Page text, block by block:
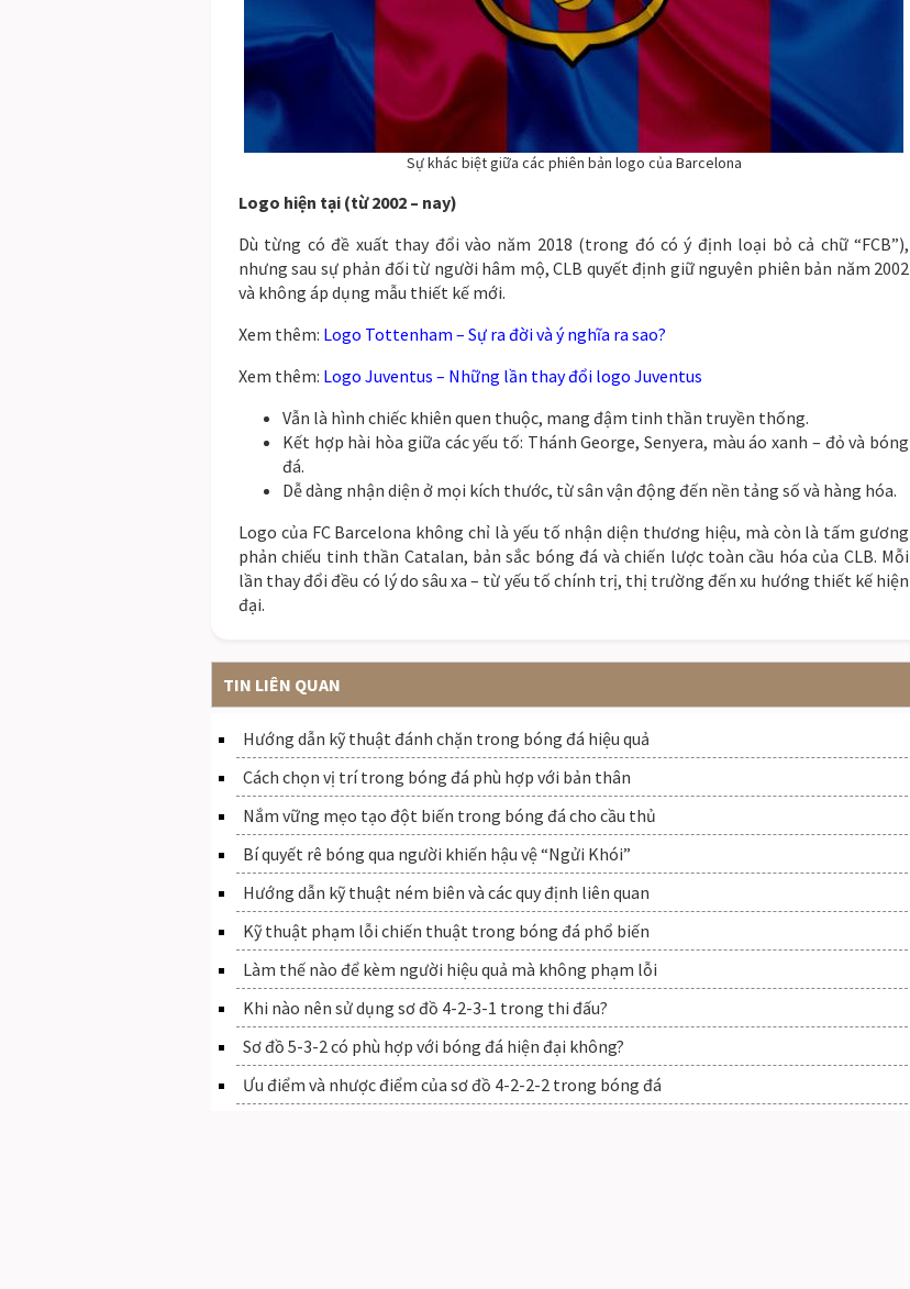
Sự khác biệt giữa các phiên bản logo của Barcelona
Logo hiện tại (từ 2002 – nay)
Dù từng có đề xuất thay đổi vào năm 2018 (trong đó có ý định loại bỏ cả chữ “FCB”),
nhưng sau sự phản đối từ người hâm mộ, CLB quyết định giữ nguyên phiên bản năm 2002
và không áp dụng mẫu thiết kế mới.
Xem thêm: Logo Tottenham – Sự ra đời và ý nghĩa ra sao?
Xem thêm: Logo Juventus – Những lần thay đổi logo Juventus
Vẫn là hình chiếc khiên quen thuộc, mang đậm tinh thần truyền thống.
Kết hợp hài hòa giữa các yếu tố: Thánh George, Senyera, màu áo xanh – đỏ và bóng
đá.
Dễ dàng nhận diện ở mọi kích thước, từ sân vận động đến nền tảng số và hàng hóa.
Logo của FC Barcelona không chỉ là yếu tố nhận diện thương hiệu, mà còn là tấm gương
phản chiếu tinh thần Catalan, bản sắc bóng đá và chiến lược toàn cầu hóa của CLB. Mỗi
lần thay đổi đều có lý do sâu xa – từ yếu tố chính trị, thị trường đến xu hướng thiết kế hiện
đại.
TIN LIÊN QUAN
Hướng dẫn kỹ thuật đánh chặn trong bóng đá hiệu quả
Cách chọn vị trí trong bóng đá phù hợp với bản thân
Nắm vững mẹo tạo đột biến trong bóng đá cho cầu thủ
Bí quyết rê bóng qua người khiến hậu vệ “Ngửi Khói”
Hướng dẫn kỹ thuật ném biên và các quy định liên quan
Kỹ thuật phạm lỗi chiến thuật trong bóng đá phổ biến
Làm thế nào để kèm người hiệu quả mà không phạm lỗi
Khi nào nên sử dụng sơ đồ 4-2-3-1 trong thi đấu?
Sơ đồ 5-3-2 có phù hợp với bóng đá hiện đại không?
Ưu điểm và nhược điểm của sơ đồ 4-2-2-2 trong bóng đá